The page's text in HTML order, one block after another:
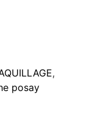
,
posay